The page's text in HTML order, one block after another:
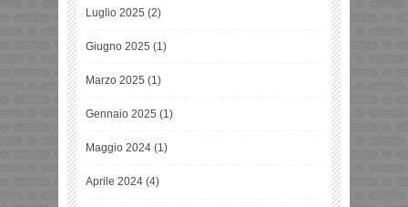
Luglio 2025 (2)
Giugno 2025 (1)
Marzo 2025 (1)
Gennaio 2025 (1)
Maggio 2024 (1)
Aprile 2024 (4)